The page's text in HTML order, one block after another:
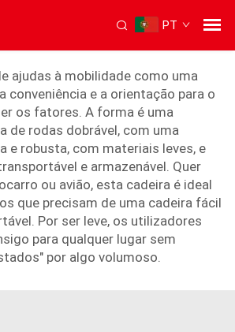
PT
rodas dobrável
ajudas à mobilidade como uma
conveniência e a orientação para o
os fatores. A forma é uma
de rodas dobrável, com uma
e robusta, com materiais leves, e
e armazenável. Quer
ou avião, esta cadeira é ideal
que precisam de uma cadeira fácil
Por ser leve, os utilizadores
para qualquer lugar sem
por algo volumoso.